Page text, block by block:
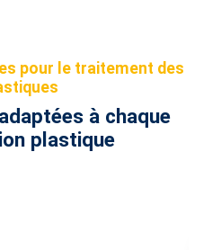
pour le traitement des
à chaque
plastique